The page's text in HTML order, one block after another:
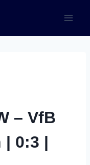
– VfB
0:3 |